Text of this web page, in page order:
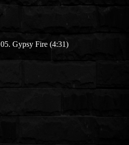
05. Gypsy Fire (4:31)